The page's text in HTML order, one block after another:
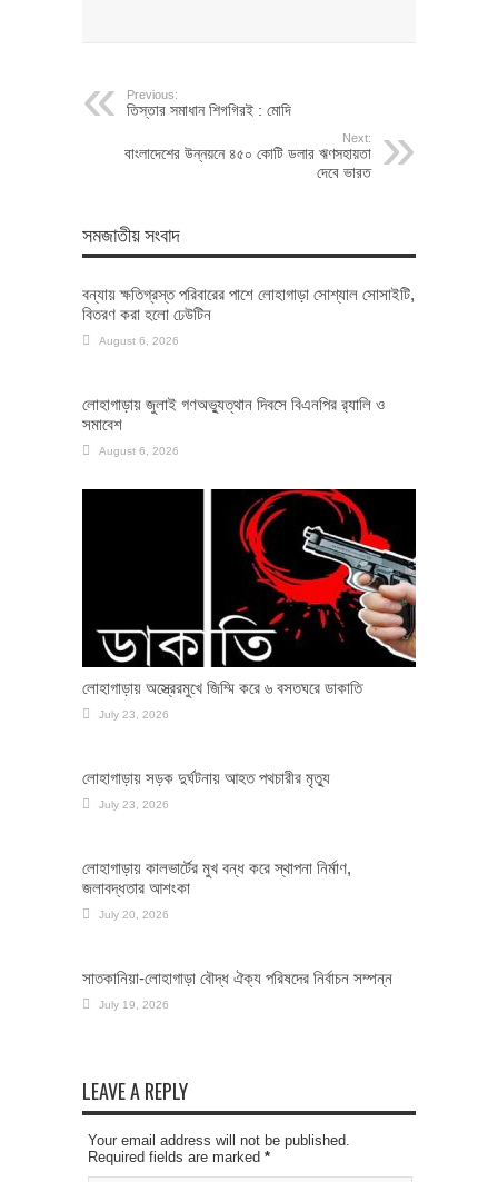
Previous:
তিস্তার সমাধান শিগগিরই : মোদি
Next:
বাংলাদেশের উন্নয়নে ৪৫০ কোটি ডলার ঋণসহায়তা
দেবে ভারত
সমজাতীয় সংবাদ
বন্যায় ক্ষতিগ্রস্ত পরিবারের পাশে লোহাগাড়া সোশ্যাল সোসাইটি,
বিতরণ করা হলো ঢেউটিন
August 6, 2026
লোহাগাড়ায় জুলাই গণঅভ্যুত্থান দিবসে বিএনপির র‌্যালি ও
সমাবেশ
August 6, 2026
লোহাগাড়ায় অস্ত্রেরমুখে জিম্মি করে ৬ বসতঘরে ডাকাতি
July 23, 2026
লোহাগাড়ায় সড়ক দুর্ঘটনায় আহত পথচারীর মৃত্যু
July 23, 2026
লোহাগাড়ায় কালভার্টের মুখ বন্ধ করে স্থাপনা নির্মাণ,
জলাবদ্ধতার আশংকা
July 20, 2026
সাতকানিয়া-লোহাগাড়া বৌদ্ধ ঐক্য পরিষদের নির্বাচন সম্পন্ন
July 19, 2026
LEAVE A REPLY
Your email address will not be published.
Required fields are marked *